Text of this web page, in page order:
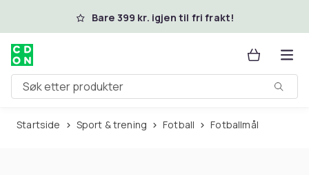
Hopp til hovedinnholdBare 399 kr. igjen til fri frakt!
Søk etter produkter
Startside Sport & trening Fotball Fotballmål